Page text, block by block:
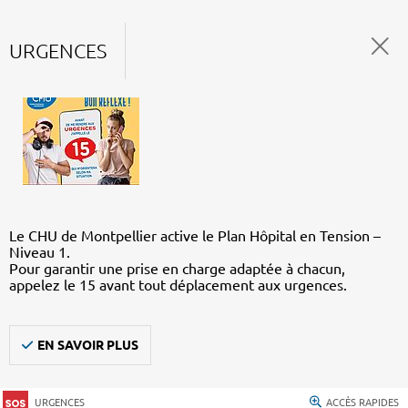
URGENCES
Le CHU de Montpellier active le Plan Hôpital en Tension –
Niveau 1.
Pour garantir une prise en charge adaptée à chacun,
appelez le 15 avant tout déplacement aux urgences.
EN SAVOIR PLUS
URGENCES ACCÈS RAPIDES